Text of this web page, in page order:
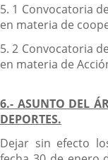
5. 1 Convocatoria
en materia de
5. 2 Convocatoria
en materia de
6.- ASUNTO DEL
DEPORTES.
Dejar sin efecto